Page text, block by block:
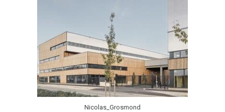
Nicolas_Grosmond